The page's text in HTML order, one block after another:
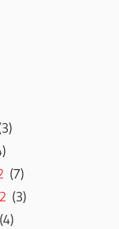
(7)
(3)
(4)